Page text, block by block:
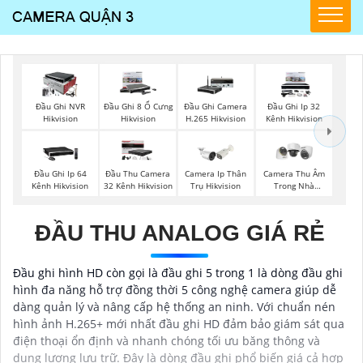
Đầu Ghi NVR
Hikvision
Đầu Ghi 8 Ổ Cưng
Hikvision
Đầu Ghi Camera
H.265 Hikvision
Đầu Ghi Ip 32
Kênh Hikvision
Đầu Ghi Ip 64
Kênh Hikvision
Đầu Thu Camera
32 Kênh Hikvision
Camera Ip Thân
Trụ Hikvision
Camera Thu Âm
Trong Nhà
ĐẦU THU ANALOG GIÁ RẺ
Đầu ghi hình HD còn gọi là đầu ghi 5 trong 1 là dòng đầu ghi
hình đa năng hỗ trợ đồng thời 5 công nghệ camera giúp dễ
dàng quản lý và nâng cấp hệ thống an ninh. Với chuẩn nén
hình ảnh H.265+ mới nhất đầu ghi HD đảm bảo giám sát qua
điện thoại ổn định và nhanh chóng tối ưu băng thông và
dung lượng lưu trữ. Đây là dòng đầu ghi phổ biến giá cả hợp